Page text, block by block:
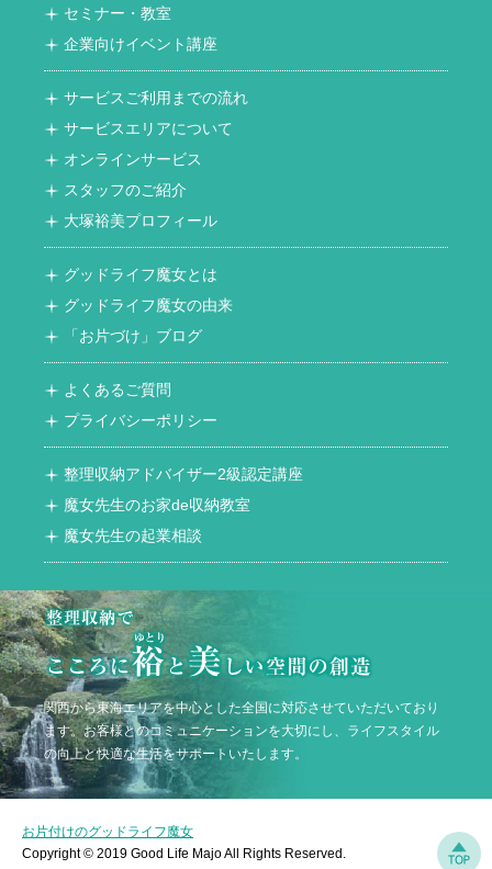
セミナー・教室
企業向けイベント講座
サービスご利用までの流れ
サービスエリアについて
オンラインサービス
スタッフのご紹介
大塚裕美プロフィール
グッドライフ魔女とは
グッドライフ魔女の由来
「お片づけ」ブログ
よくあるご質問
プライバシーポリシー
整理収納アドバイザー2級認定講座
魔女先生のお家de収納教室
魔女先生の起業相談
関西から東海エリアを中心とした全国に対応させていただいており
ます。お客様とのコミュニケーションを大切にし、ライフスタイル
の向上と快適な生活をサポートいたします。
お片付けのグッドライフ魔女
Copyright © 2019 Good Life Majo All Rights Reserved.